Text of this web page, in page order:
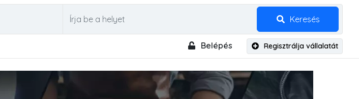
Keresés
Belépés Regisztrálja vállalatát